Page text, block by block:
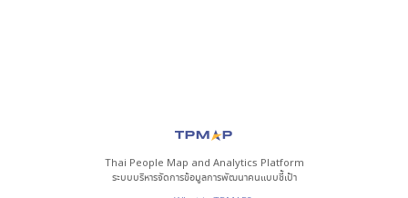
Thai People Map and Analytics Platform
ระบบบริหารจัดการข้อมูลการพัฒนาคนแบบชี้เป้า